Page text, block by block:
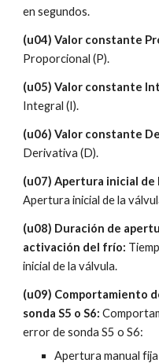
en segundos.
(u04) Valor constante
Proporcional (P).
(u05) Valor constante
Integral (I).
(u06) Valor constante
Derivativa (D).
Apertura inicial de la
(u08) Duración de
activación del frío:
inicial de la válvula.
(u09) Comportamiento
sonda S5 o S6:
error de sonda S5 o S6:
Apertura manual